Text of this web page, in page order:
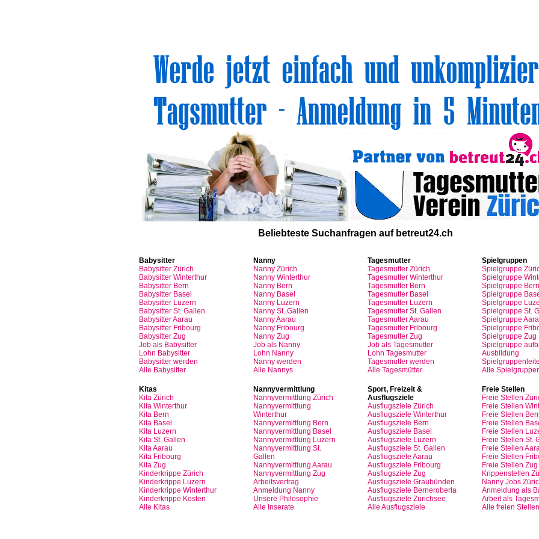
Beliebteste Suchanfragen aufbetreut24.ch
Babysitter
Babysitter Zürich
Babysitter Winterthur
Babysitter Bern
Babysitter Basel
Babysitter Luzern
Babysitter St. Gallen
BabysitterAarau
Babysitter Fribourg
Babysitter Zug
Job alsBabysitter
Lohn Babysitter
Babysitter werden
Alle Babysitter
Nanny
Nanny Zürich
Nanny Winterthur
Nanny Bern
Nanny Basel
Nanny Luzern
Nanny St. Gallen
NannyAarau
Nanny Fribourg
Nanny Zug
Job alsNanny
Lohn Nanny
Nanny werden
Alle Nannys
Tagesmutter
Tagesmutter Zürich
TagesmutterWinterthur
TagesmutterBern
TagesmutterBasel
Tagesmutter Luzern
TagesmutterSt. Gallen
TagesmutterAarau
Tagesmutter Fribourg
Tagesmutter Zug
Job als Tagesmutter
Lohn Tagesmutter
Tagesmutter werden
Alle Tagesmütter
Spielgruppen
Spielgruppe
Spielgruppe
Spielgruppe Bern
Spielgruppe
Spielgruppe
Spielgruppe St.
Spielgruppe
Spielgruppe
Spielgruppe Zug
Spielgruppe
Ausbildung
Alle
Kitas
Kita Zürich
Kita Winterthur
Kita Bern
Kita Basel
Kita Luzern
Kita St. Gallen
Kita Aarau
Kita Fribourg
Kita Zug
Kinderkrippe Zürich
Kinderkrippe Luzern
Kinderkrippe Winterthur
Kinderkrippe Kosten
Alle Kitas
Nannyvermittlung
Nannyvermittlung Zürich
Nannyvermittlung
Winterthur
Nannyvermittlung Bern
Nannyvermittlung Basel
Nannyvermittlung Luzern
Nannyvermittlung St.
Gallen
Nannyvermittlung Aarau
Nannyvermittlung Zug
Arbeitsvertrag
Anmeldung Nanny
Unsere Philosophie
Alle Inserate
Sport, Freizeit&
Ausflugsziele
Ausflugsziele Zürich
Ausflugsziele Winterthur
Ausflugsziele Bern
Ausflugsziele Basel
Ausflugsziele Luzern
Ausflugsziele St. Gallen
Ausflugsziele Aarau
Ausflugsziele Fribourg
Ausflugsziele Zug
Ausflugsziele Graubünden
Ausflugsziele Berneroberla
Ausflugsziele Zürichsee
Alle Ausflugsziele
Freie Stellen
Freie Stellen
Freie Stellen
Freie Stellen
Freie Stellen
Freie Stellen
Freie Stellen St.
Freie Stellen
Freie Stellen
Freie Stellen Zug
Krippenstellen
Nanny Jobs
Anmeldung als
Arbeit als
Alle freien Stellen